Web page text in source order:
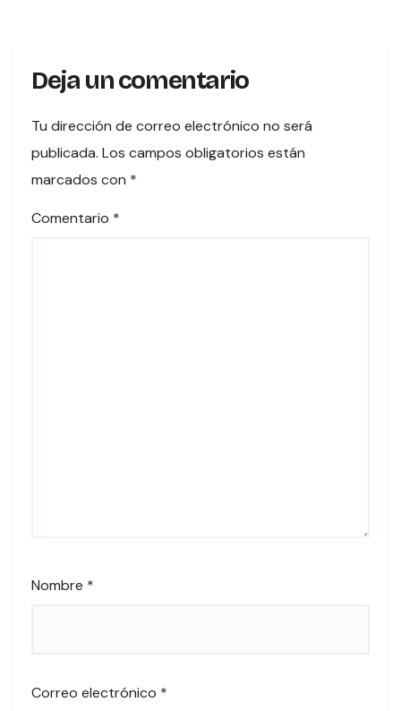
Deja un comentario
Tu dirección de correo electrónico no será
publicada. Los campos obligatorios están
marcados con *
Comentario *
Nombre *
Correo electrónico *